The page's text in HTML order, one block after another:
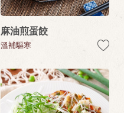
麻油煎蛋餃
溫補驅寒